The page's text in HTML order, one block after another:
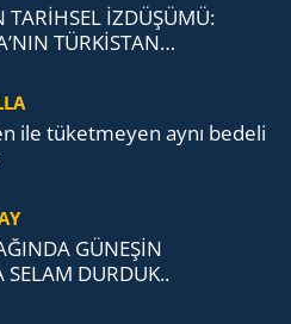
TARİHSEL İZDÜŞÜMÜ:
TÜRKİSTAN
UZANAN MİRASI
ile tü­ket­me­yen aynı be­de­li
GÜNEŞİN
SELAM DURDUK..